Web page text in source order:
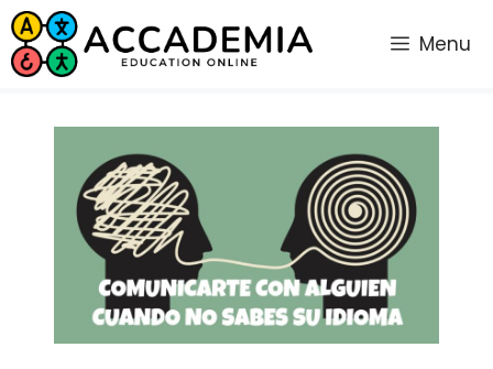
Saltar
al
contenido
Menu